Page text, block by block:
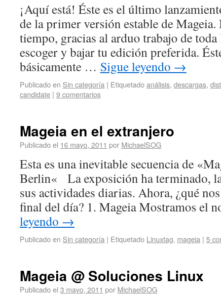
¡Aquí está! Éste es el último
de la primer versión estable de Mageia.
tiempo, gracias al arduo trabajo de
escoger y bajar tu edición preferida.
básicamente … Sigue leyendo →
Publicado en Sin categoría | Etiquetadoanálisis, descargas,
candidate | 9 comentarios
Mageia en el extranjero
Publicado el 16 mayo, 2011 por MichaelSOG
Esta es una inevitable secuencia de
Berlin« La exposición ha terminado, la
sus actividades diarias. Ahora, ¿qué
final del día? 1. Mageia Mostramos el
leyendo →
Publicado en Sin categoría | Etiquetado Linuxtag, mageia | 5
Mageia @ Soluciones Linux
Publicado el 3 mayo, 2011 por MichaelSOG